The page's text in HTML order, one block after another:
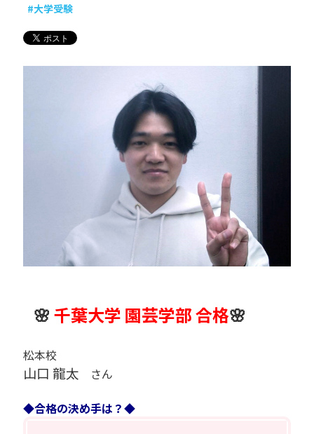
#大学受験
🌸 千葉大学 園芸学部 合格🌸
松本校
山口 龍太 さん
◆合格の決め手は？◆